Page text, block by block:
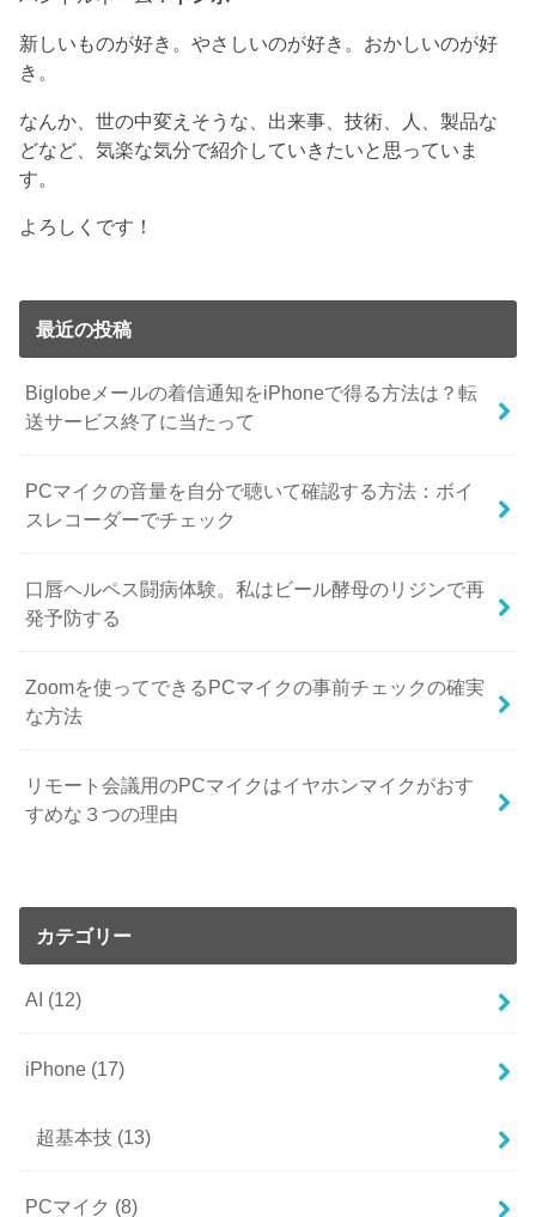
新しいものが好き。やさしいのが好き。おかしいのが好
き。
なんか、世の中変えそうな、出来事、技術、人、製品な
どなど、気楽な気分で紹介していきたいと思っていま
す。
よろしくです！
最近の投稿
Biglobeメールの着信通知をiPhoneで得る方法は？転
送サービス終了に当たって
PCマイクの音量を自分で聴いて確認する方法：ボイ
スレコーダーでチェック
口唇ヘルペス闘病体験。私はビール酵母のリジンで再
発予防する
Zoomを使ってできるPCマイクの事前チェックの確実
な方法
リモート会議用のPCマイクはイヤホンマイクがおす
すめな３つの理由
カテゴリー
AI (12)
iPhone (17)
超基本技 (13)
PCマイク (8)